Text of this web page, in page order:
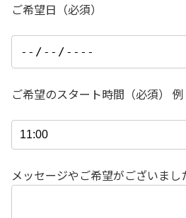
ご希望日（必須）
ご希望のスタート時間（必須）
メッセージやご希望がございまし